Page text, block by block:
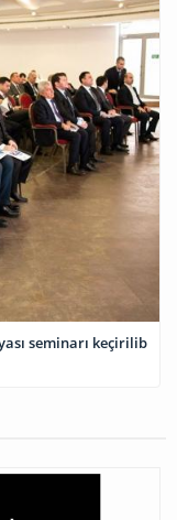
seminarı keçirilib